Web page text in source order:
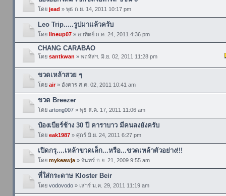
โดย jead » พุธ ก.ย. 14, 2011 10:17 pm
Leo Trip.....รูปมาแล้วครับ
โดย lineup07» อาทิตย์ ก.ค. 24, 2011 4:36 pm
CHANG CARABAO
โดย santkwan » พฤหัสฯ. มิ.ย. 02, 2011 11:28 pm
ขวดเหล้าสวย ๆ
โดย air» อังคาร ส.ค. 02, 2011 10:41 am
ขวด Breezer
โดย artong007» พุธ ส.ค. 17, 2011 11:06 am
ป๋องเบียร์ช้าง 30 ปี คาราบาว มีคนลงยังครับ
โดย eak1987» ศุกร์ มิ.ย. 24, 2011 6:27 pm
เปิดกรุ....เหล้าขวดเล็ก...หรือ...ขวดเหล้าตัวอย่าง!!!
โดย mykeawja» จันทร์ ก.ย. 21, 2009 9:55 am
ที่ใส่กระดาษ Kloster Beir
โดย vodovodo» เสาร์ ม.ค. 29, 2011 11:19 am